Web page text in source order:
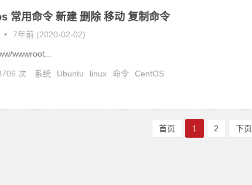
常用命令 新建 删除 移动 复制命令
• 7年前 (2020-02-02)
wwwroot...
次 系统 Ubuntu linux 命令 CentOS
首页 1 2 下页